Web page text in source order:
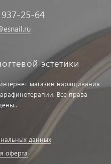
25-64
эстетики
магазин наращивания
Все права
данных
оферта